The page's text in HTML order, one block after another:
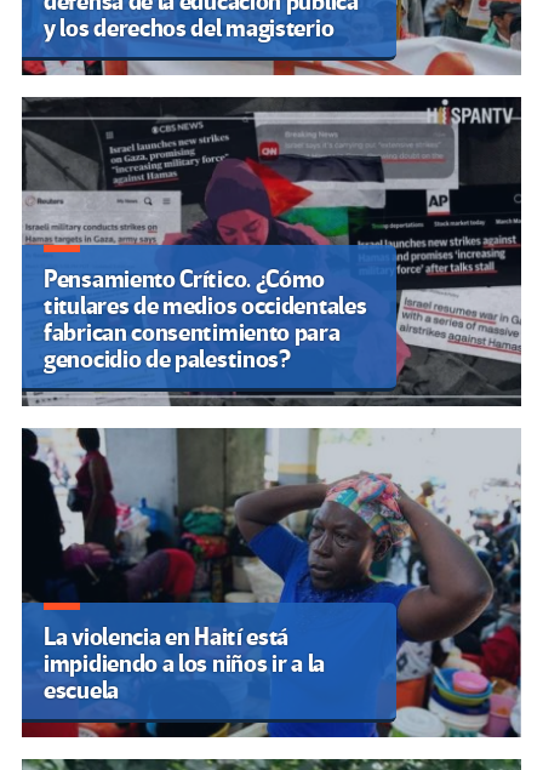
y los derechos del magisterio
Pensamiento Crítico. ¿Cómo
titulares de medios occidentales
fabrican consentimiento para
genocidio de palestinos?
La violencia en Haití está
impidiendo a los niños ir a la
escuela